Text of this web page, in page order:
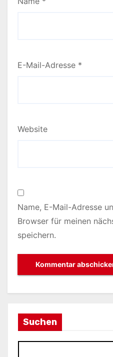
E-Mail-Adresse *
Website
Name, E-Mail-Adresse
Browser für meinen
speichern.
Suchen